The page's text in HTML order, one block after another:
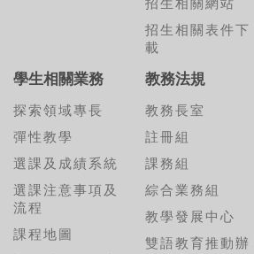
招生相關表件下
載
學生相關業務
探索領域專長
彈性教學
選課及成績系統
選課注意事項及
流程
課程地圖
教務法規
教務長室
註冊組
課務組
綜合業務組
教學發展中心
雙語教育推動辦